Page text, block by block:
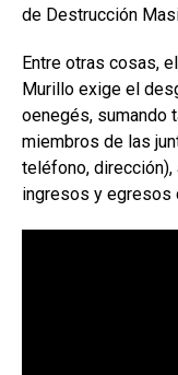
de Destrucción
Entre otras cosas,
Murillo exige el
oenegés, sumando
miembros de las
teléfono,
ingresos y egresos